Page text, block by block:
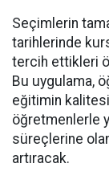
Seçimlerin
tarihlerinde
tercih ettikleri
Bu uygulama,
eğitimin
öğretmenlerle
süreçlerine
artıracak.